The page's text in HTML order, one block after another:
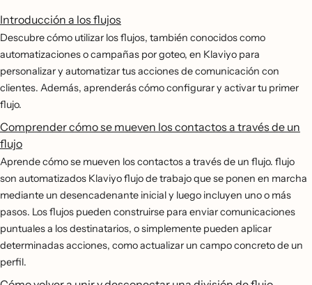
Introducción a los flujos
Descubre cómo utilizar los flujos, también conocidos como
automatizaciones o campañas por goteo, en Klaviyo para
personalizar y automatizar tus acciones de comunicación con
clientes. Además, aprenderás cómo configurar y activar tu primer
flujo.
Comprender cómo se mueven los contactos a través de un
flujo
Aprende cómo se mueven los contactos a través de un flujo. flujo
son automatizados Klaviyo flujo de trabajo que se ponen en marcha
mediante un desencadenante inicial y luego incluyen uno o más
pasos. Los flujos pueden construirse para enviar comunicaciones
puntuales a los destinatarios, o simplemente pueden aplicar
determinadas acciones, como actualizar un campo concreto de un
perfil.